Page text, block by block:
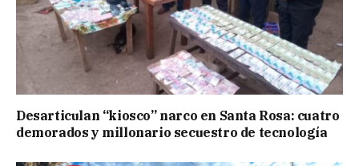
Desarticulan “kiosco” narco en Santa Rosa: cuatro
demorados y millonario secuestro de tecnología